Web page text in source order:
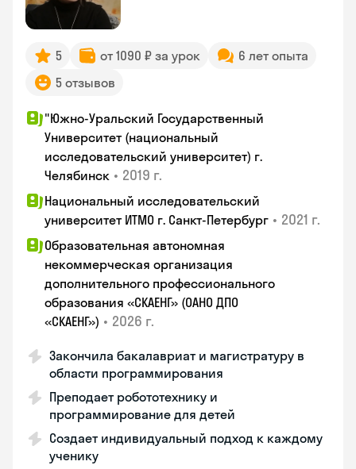
5 от 1090 ₽ за урок
6 лет опыта
5 отзывов
"Южно-Уральский Государственный
Университет (национальный
исследовательский университет) г.
Челябинск • 2019 г.
Национальный исследовательский
университет ИТМО г. Санкт-Петербург • 2021 г.
Образовательная автономная
некоммерческая организация
дополнительного профессионального
образования «СКАЕНГ» (ОАНО ДПО
«СКАЕНГ») • 2026 г.
Закончила бакалавриат и магистратуру в
области программирования
Преподает робототехнику и
программирование для детей
Создает индивидуальный подход к каждому
ученику